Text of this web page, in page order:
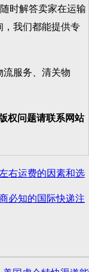
时解答卖家在运输
，我们都能提供专
服务、清关物
权问题请联系网站
右运费的因素和选
必知的国际快递注